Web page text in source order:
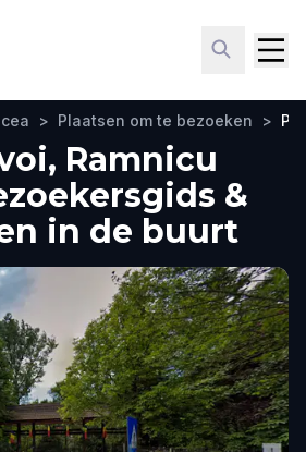
> Plaatsen om te bezoeken >
Ramnicu
&
in de buurt